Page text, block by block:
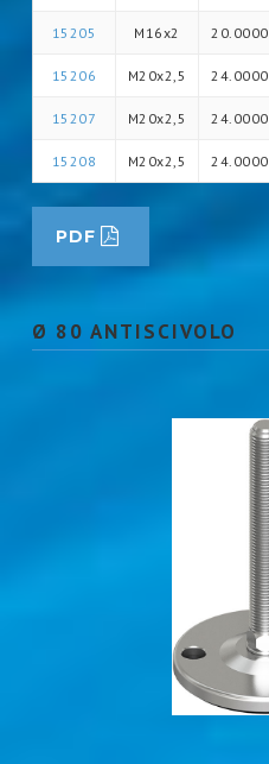
15205 M16x2 20.0000
15206 M20x2,5 24.0000
15207 M20x2,5 24.0000
15208 M20x2,5 24.0000
PDF
Ø 80 ANTISCIVOLO